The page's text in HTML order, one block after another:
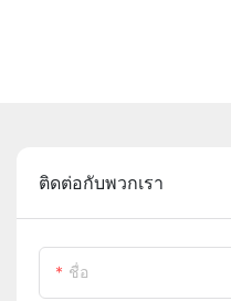
ติดต่อกับพวกเรา
ชื่อ